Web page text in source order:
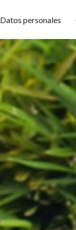
Datos personales